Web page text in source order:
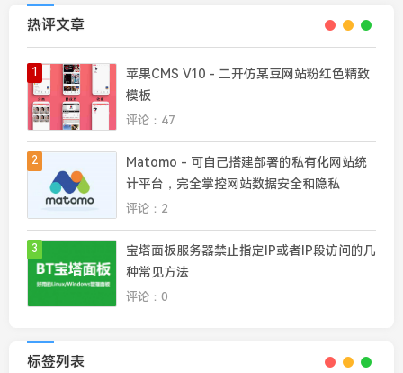
热评文章
1
苹果CMS V10 - 二开仿某豆网站粉红色精致
模板
评论：47
2
Matomo - 可自己搭建部署的私有化网站统
计平台，完全掌控网站数据安全和隐私
评论：2
3
宝塔面板服务器禁止指定IP或者IP段访问的几
种常见方法
评论：0
标签列表